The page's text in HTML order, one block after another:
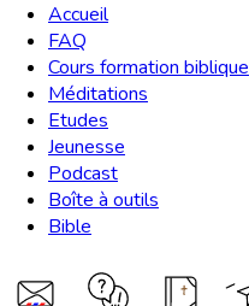
Accueil
FAQ
Cours formation biblique
Méditations
Etudes
Jeunesse
Podcast
Boîte à outils
Bible